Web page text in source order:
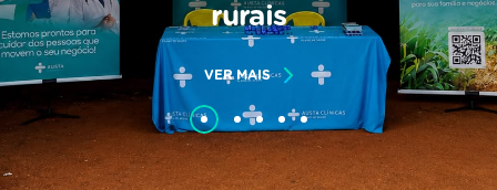
rurais
VER MAIS